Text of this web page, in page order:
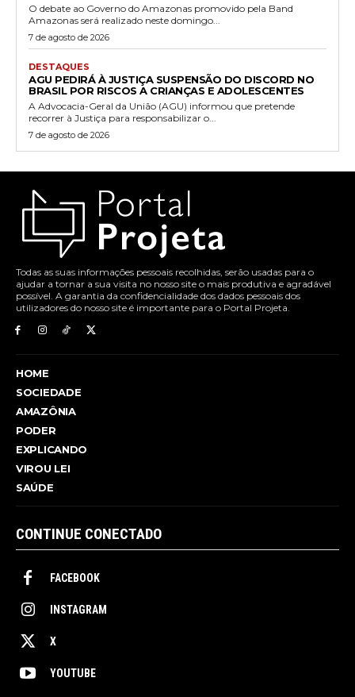
O debate ao Governo do Amazonas promovido pela Band
Amazonas será realizado neste domingo...
7 de agosto de 2026
DESTAQUES
AGU PEDIRÁ À JUSTIÇA SUSPENSÃO DO DISCORD NO
BRASIL POR RISCOS A CRIANÇAS E ADOLESCENTES
A Advocacia-Geral da União (AGU) informou que pretende
recorrer à Justiça para responsabilizar o...
7 de agosto de 2026
Todas as suas informações pessoais recolhidas, serão usadas para o
ajudar a tornar a sua visita no nosso site o mais produtiva e agradável
possível. A garantia da confidencialidade dos dados pessoais dos
utilizadores do nosso site é importante para o Portal Projeta.
HOME
SOCIEDADE
AMAZÔNIA
PODER
EXPLICANDO
VIROU LEI
SAÚDE
CONTINUE CONECTADO
FACEBOOK
INSTAGRAM
X
YOUTUBE